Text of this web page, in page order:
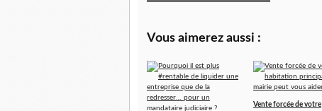
Vous aimerez aussi :
Vente forcée de votre